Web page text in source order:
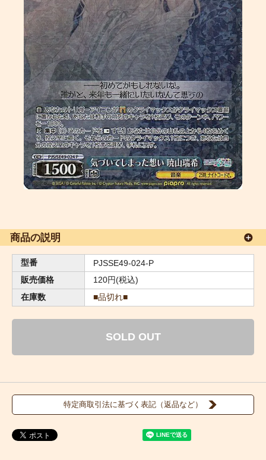
商品の説明
型番
PJSSE49-024-P
販売価格
120円(税込)
在庫数
■品切れ■
SOLD OUT
特定商取引法に基づく表記（返品など）